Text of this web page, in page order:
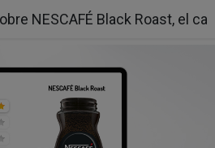
NESCAFÉ Black Roast, el